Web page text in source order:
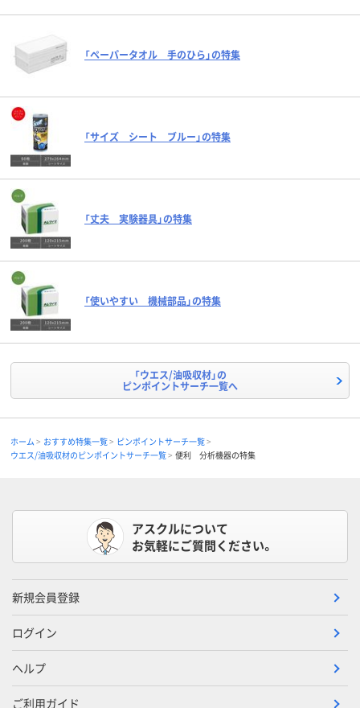
「ペーパータオル 手のひら」の特集
「サイズ シート ブルー」の特集
「丈夫 実験器具」の特集
「使いやすい 機械部品」の特集
「ウエス/油吸収材」の
ピンポイントサーチ一覧へ
ホーム おすすめ特集一覧
ピンポイントサーチ一覧
ウエス/油吸収材のピンポイントサーチ一覧
便利 分析機器の特集
アスクルについて
お気軽にご質問ください。
新規会員登録
ログイン
ヘルプ
ご利用ガイド